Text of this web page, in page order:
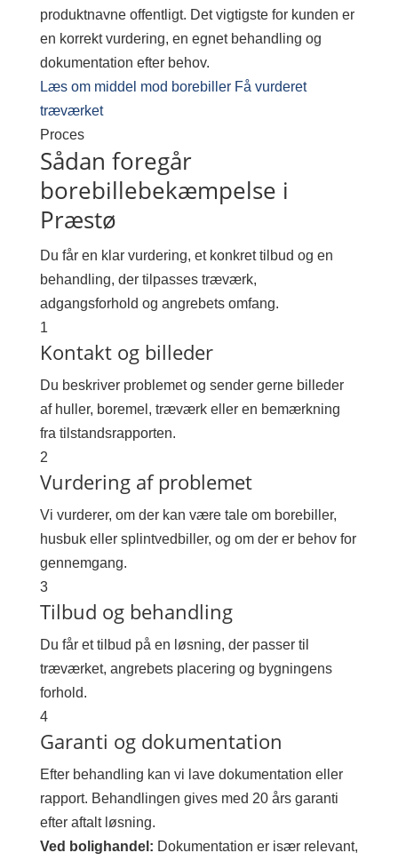
produktnavne offentligt. Det vigtigste for kunden er
en korrekt vurdering, en egnet behandling og
dokumentation efter behov.
Læs om middel mod borebiller Få vurderet
træværket
Proces
Sådan foregår
borebillebekæmpelse i
Præstø
Du får en klar vurdering, et konkret tilbud og en
behandling, der tilpasses træværk,
adgangsforhold og angrebets omfang.
1
Kontakt og billeder
Du beskriver problemet og sender gerne billeder
af huller, boremel, træværk eller en bemærkning
fra tilstandsrapporten.
2
Vurdering af problemet
Vi vurderer, om der kan være tale om borebiller,
husbuk eller splintvedbiller, og om der er behov for
gennemgang.
3
Tilbud og behandling
Du får et tilbud på en løsning, der passer til
træværket, angrebets placering og bygningens
forhold.
4
Garanti og dokumentation
Efter behandling kan vi lave dokumentation eller
rapport. Behandlingen gives med 20 års garanti
efter aftalt løsning.
Ved bolighandel: Dokumentation er især relevant,